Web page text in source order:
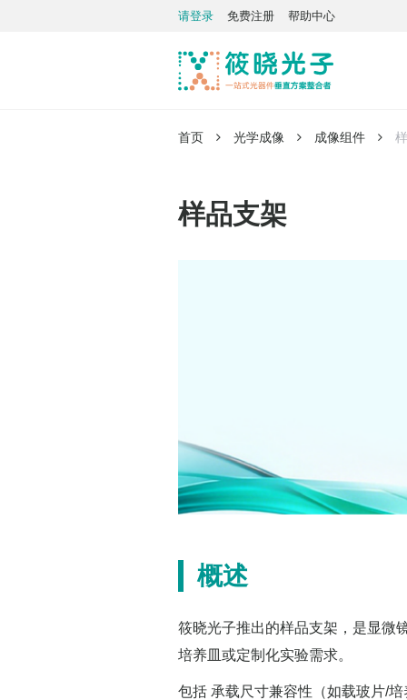
请登录 免费注册 帮助中心
首页 光学成像 成像组件
样品支架
概述
筱晓光子推出的样品支架，是显微
培养皿或定制化实验需求。
包括 承载尺寸兼容性（如载玻片/